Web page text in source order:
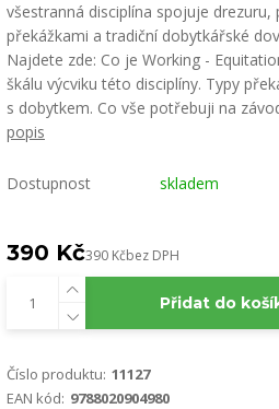
všestranná disciplína spojuje drezuru,
překážkami a tradiční dobytkářské
Najdete zde: Co je Working -
škálu výcviku této disciplíny. Typy
s dobytkem. Co vše potřebuji na
popis
Dostupnost skladem
390 Kč390 Kčbez DPH
Přidat do
Číslo produktu: 11127
EAN kód: 9788020904980